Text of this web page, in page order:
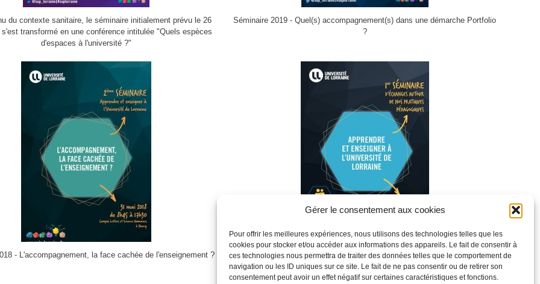
Gérer le consentement aux cookies
Pour offrir les meilleures expériences, nous utilisons des technologies telles que les
cookies pour stocker et/ou accéder aux informations des appareils. Le fait de consentir à
ces technologies nous permettra de traiter des données telles que le comportement de
navigation ou les ID uniques sur ce site. Le fait de ne pas consentir ou de retirer son
consentement peut avoir un effet négatif sur certaines caractéristiques et fonctions.
du contexte sanitaire, le séminaire initialement prévu le 26
transformé en une conférence intitulée "Quels espèces
d'espaces à l'université ?"
Séminaire 2019 - Quel(s) accompagnement(s) dans une démarche Portfolio
?
- L'accompagnement, la face cachée de l'enseignement ? Séminaire 2017 - Apprendre et enseigner à l'université